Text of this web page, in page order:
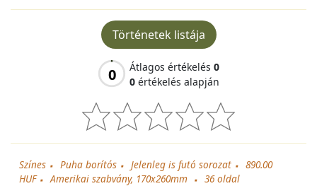
Történetek listája
0 Átlagos értékelés 0
0 értékelés alapján
Színes Puha borítós Jelenleg is futó sorozat
890.00
HUF
Amerikai szabvány, 170x260mm 36oldal